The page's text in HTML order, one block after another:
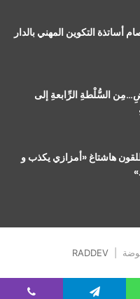
التكوين المهني بالدار
السُّلْطةِ الرِّابعةِ إلى
هاشتاغ «أمزازي يكذب و
RADDEV